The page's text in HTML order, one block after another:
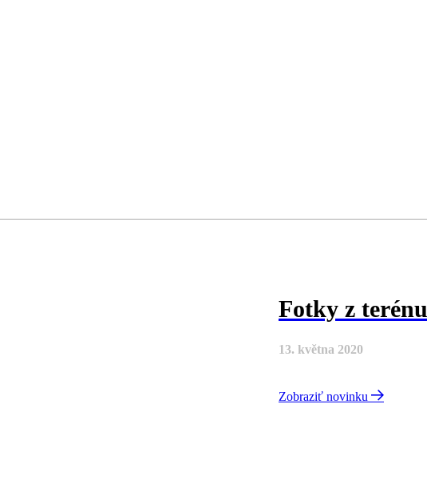
Fotky z terénu
13. května 2020
Zobraziť novinku